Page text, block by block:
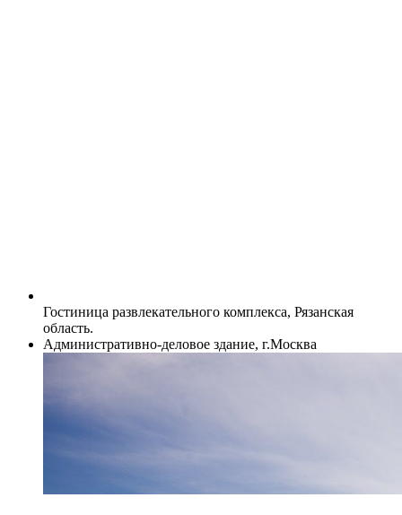
Гостиница развлекательного комплекса, Рязанская
область.
Административно-деловое здание, г.Москва